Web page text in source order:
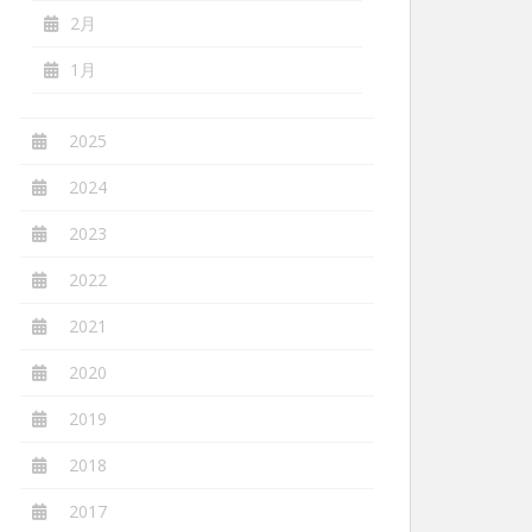
2月
1月
2025
2024
2023
2022
2021
2020
2019
2018
2017